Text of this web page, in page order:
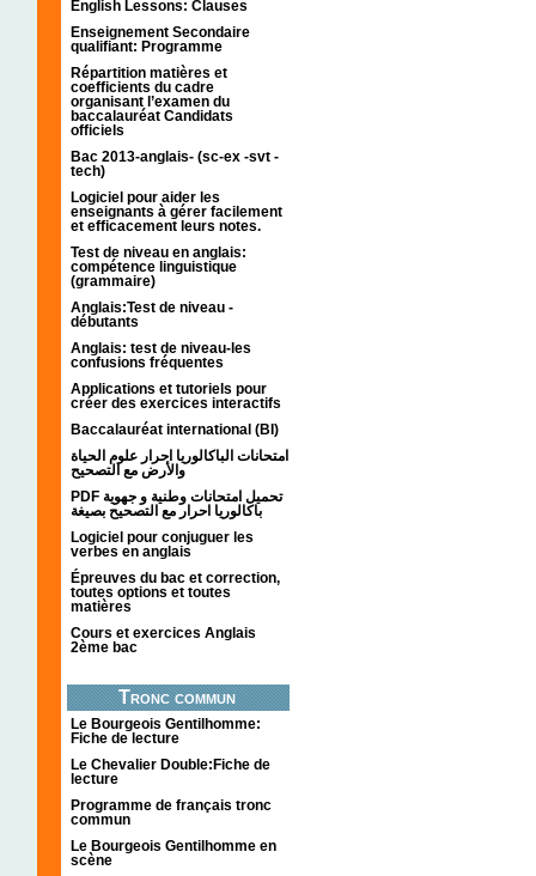
English Lessons: Clauses
Enseignement Secondaire
qualifiant: Programme
Répartition matières et
coefficients du cadre
organisant l’examen du
baccalauréat Candidats
officiels
Bac 2013-anglais- (sc-ex -svt -
tech)
Logiciel pour aider les
enseignants à gérer facilement
et efficacement leurs notes.
Test de niveau en anglais:
compétence linguistique
(grammaire)
Anglais:Test de niveau -
débutants
Anglais: test de niveau-les
confusions fréquentes
Applications et tutoriels pour
créer des exercices interactifs
Baccalauréat international (BI)
امتحانات الباكالوريا احرار علوم الحياة
والأرض مع التصحيح
PDF تحميل امتحانات وطنية و جهوية
باكالوريا احرار مع التصحيح بصيغة
Logiciel pour conjuguer les
verbes en anglais
Épreuves du bac et correction,
toutes options et toutes
matières
Cours et exercices Anglais
2ème bac
Tronc commun
Le Bourgeois Gentilhomme:
Fiche de lecture
Le Chevalier Double:Fiche de
lecture
Programme de français tronc
commun
Le Bourgeois Gentilhomme en
scène